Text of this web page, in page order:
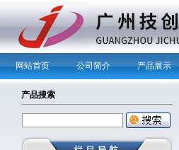
网站首页 公司简介 产品展示
产品搜索